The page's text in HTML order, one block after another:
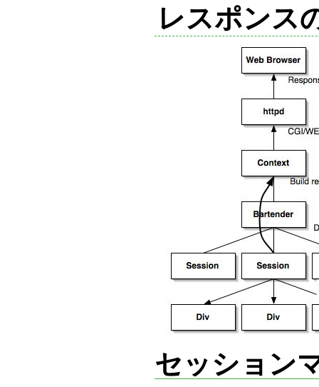
レスポンス
セッション